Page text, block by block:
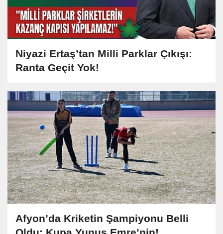
Niyazi Ertaş’tan Milli Parklar Çıkışı:
Ranta Geçit Yok!
Afyon’da Kriketin Şampiyonu Belli